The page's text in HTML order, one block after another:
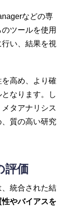
などの専
ツールを使用
い、結果を視
高め、より確
なります。し
タアナリシス
質の高い研究
評価
統合された結
やバイアスを